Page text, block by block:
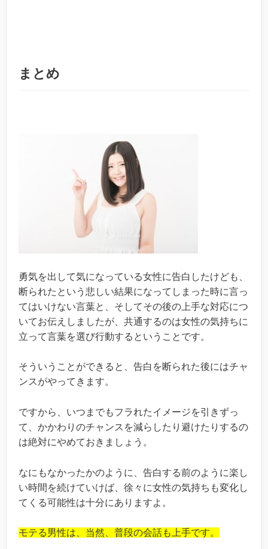
まとめ
勇気を出して気になっている女性に告白したけども、
断られたという悲しい結果になってしまった時に言っ
てはいけない言葉と、そしてその後の上手な対応につ
いてお伝えしましたが、共通するのは女性の気持ちに
立って言葉を選び行動するということです。
そういうことができると、告白を断られた後にはチャ
ンスがやってきます。
ですから、いつまでもフラれたイメージを引きずっ
て、かかわりのチャンスを減らしたり避けたりするの
は絶対にやめておきましょう。
なにもなかったかのように、告白する前のように楽し
い時間を続けていけば、徐々に女性の気持ちも変化し
てくる可能性は十分にありますよ。
モテる男性は、当然、普段の会話も上手です。